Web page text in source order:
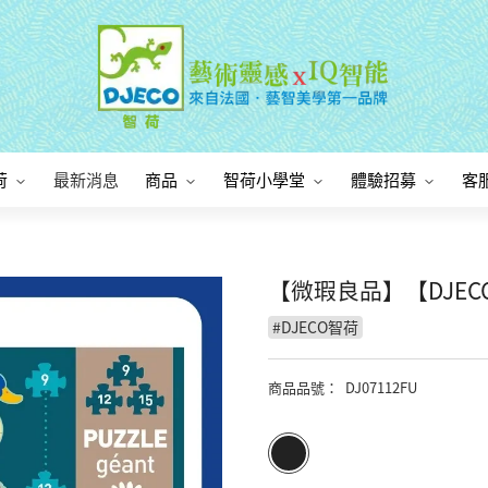
最新消息 商品 智荷小學堂 體驗招募 客
【微瑕良品】【
#DJECO智荷
商品品號 ： DJ07112FU